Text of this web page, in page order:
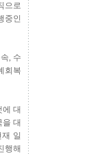
으로
중인
, 수
회복
대
대
일
행해